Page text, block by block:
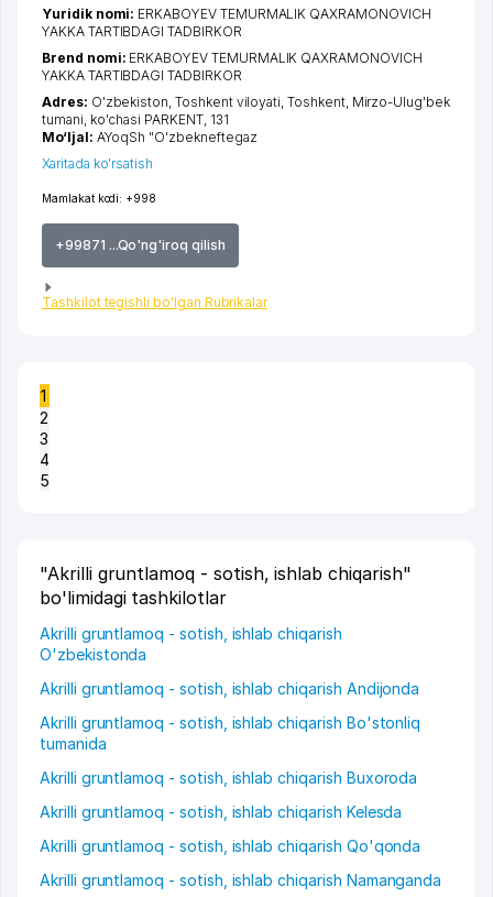
Mamlakat kodi: +998
+99871 ...Qo'ng'iroq qilish
Tashkilot tegishli bo'lgan Rubrikalar
Yuridik nomi: ERKABOYEV TEMURMALIK QAXRAMONOVICH
YAKKA TARTIBDAGI TADBIRKOR
Brend nomi: ERKABOYEV TEMURMALIK QAXRAMONOVICH
YAKKA TARTIBDAGI TADBIRKOR
Adres: O'zbekiston,Toshkent viloyati,Toshkent, Mirzo-Ulug'bek
tumani, ko'chasi PARKENT, 131
Mo‘ljal: AYoqSh "O'zbekneftegaz
Xaritada ko'rsatish
1
2
3
4
5
"Akrilli gruntlamoq - sotish, ishlab chiqarish"
bo'limidagi tashkilotlar
Akrilli gruntlamoq - sotish, ishlab chiqarish
O'zbekistonda
Akrilli gruntlamoq - sotish, ishlab chiqarish Andijonda
Akrilli gruntlamoq - sotish, ishlab chiqarish Bo'stonliq
tumanida
Akrilli gruntlamoq - sotish, ishlab chiqarish Buxoroda
Akrilli gruntlamoq - sotish, ishlab chiqarish Kelesda
Akrilli gruntlamoq - sotish, ishlab chiqarish Qo'qonda
Akrilli gruntlamoq - sotish, ishlab chiqarish Namanganda